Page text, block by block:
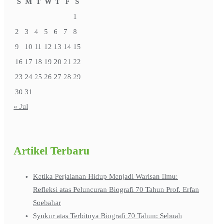
1
2
3 4 5 6 7
8
9
10 11 12 13 14 15
16 17 18 19 20 21 22
23 24 25 26 27 28 29
30 31
« Jul
Artikel Terbaru
Ketika Perjalanan Hidup Menjadi Warisan Ilmu:
Refleksi atas Peluncuran Biografi 70 Tahun Prof. Erfan
Soebahar
Syukur atas Terbitnya Biografi 70 Tahun: Sebuah